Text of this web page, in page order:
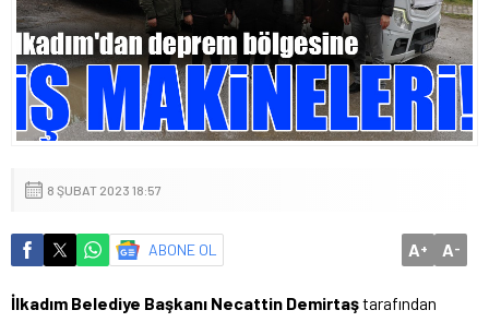
8 ŞUBAT 2023 18:57
ABONE OL A+ A-
İlkadım Belediye Başkanı Necattin Demirtaştarafından